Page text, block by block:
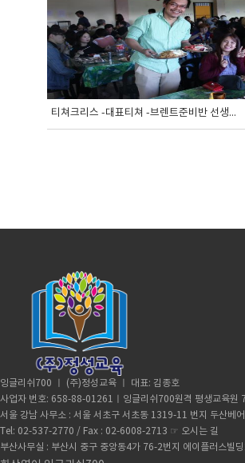
티쳐크리스 -대표티쳐 -브렌트준비반 선생...
잉글리쉬700 ㅣ (주)정성교육 ㅣ 대표: 김종호
사업자 번호: 658-88-01261ㅣ잉글리쉬700원격 평생교육
서울 강남 사무소 : 서울 서초구 서초동 1319-11 번지 두산
Tel: 02-537-2770 / Fax : 02-6008-2713 ☞ 오시는 길
부산사무실 : 부산시 중구 중앙동4가 76-2번지 에이플러스